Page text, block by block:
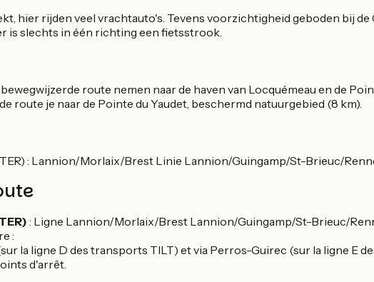
hier rijden veel vrachtauto's. Tevens voorzichtigheid geboden bij
is slechts in één richting een fietsstrook.
route nemen naar de haven van Locquémeau en de
route je naar de Pointe du Yaudet, beschermd natuurgebied (8 km).
: Lannion/Morlaix/Brest Linie Lannion/Guingamp/St-Brieuc/
: Ligne Lannion/Morlaix/Brest Lannion/Guingamp/St-Brieuc/
:
la ligne D des transports TILT) et via Perros-Guirec (sur la ligne E
d'arrêt.